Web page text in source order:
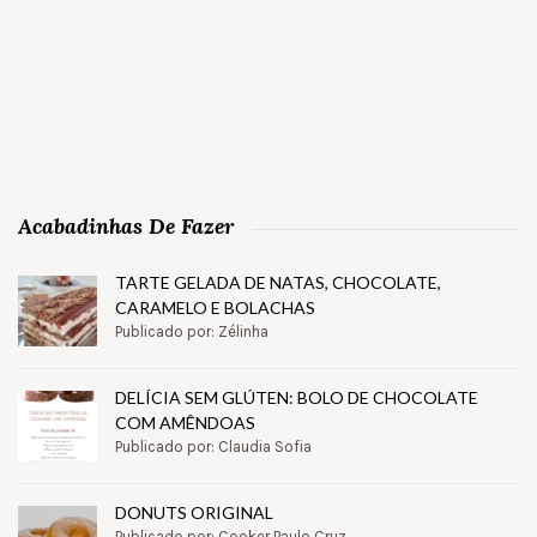
Acabadinhas De Fazer
TARTE GELADA DE NATAS, CHOCOLATE,
CARAMELO E BOLACHAS
Publicado por: Zélinha
DELÍCIA SEM GLÚTEN: BOLO DE CHOCOLATE
COM AMÊNDOAS
Publicado por: Claudia Sofia
DONUTS ORIGINAL